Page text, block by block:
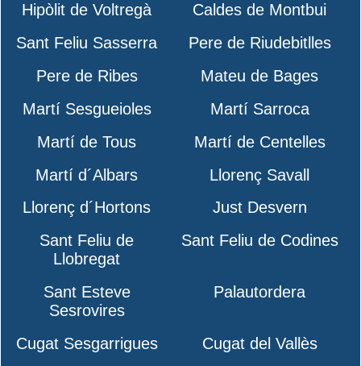
Hipòlit de Voltregà
Caldes de Montbui
Sant Feliu Sasserra
Pere de Riudebitlles
Pere de Ribes
Mateu de Bages
Martí Sesgueioles
Martí Sarroca
Martí de Tous
Martí de Centelles
Martí d´Albars
Llorenç Savall
Llorenç d´Hortons
Just Desvern
Sant Feliu de
Llobregat
Sant Feliu de Codines
Sant Esteve
Sesrovires
Palautordera
Cugat Sesgarrigues
Cugat del Vallès